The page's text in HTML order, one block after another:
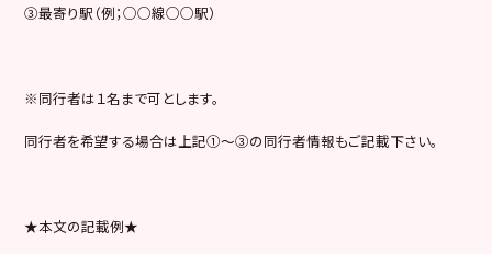
③最寄り駅（例；○○線○○駅）
※同行者は１名まで可とします。
同行者を希望する場合は上記①～③の同行者情報もご記載下さい。
★本文の記載例★